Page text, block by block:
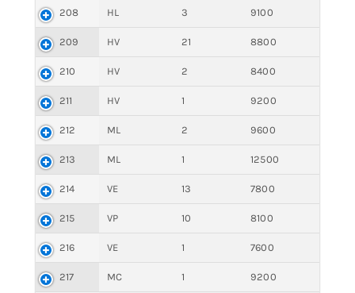
208 HL 3 9100
209 HV 21 8800
210 HV 2 8400
211 HV 1 9200
212 ML 2 9600
213 ML 1 12500
214 VE 13 7800
215 VP 10 8100
216 VE 1 7600
217 MC 1 9200